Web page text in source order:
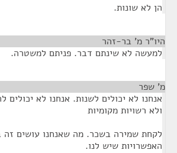
הן לא שונות.
היו"ר מ' בר-זהר
למעשה לא שינתם דבר. פניתם למשטרה.
מ' שפר
אנחנו לא יכולים לשנות. אנחנו לא יכולים
ולא רשויות מקומיות
לקחת שמירה בשכר. מה שאנחנו עושים זה
האפשרויות שיש לנו.